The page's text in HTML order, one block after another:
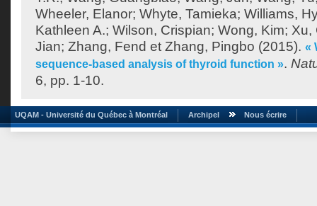
Wheeler, Elanor; Whyte, Tamieka; Williams,
Kathleen A.; Wilson, Crispian; Wong, Kim; Xu,
Jian; Zhang, Fend et Zhang, Pingbo (2015). «
sequence-based analysis of thyroid function ».
6, pp. 1-10.
UQAM - Université du Québec à Montréal Archipel Nous écrire